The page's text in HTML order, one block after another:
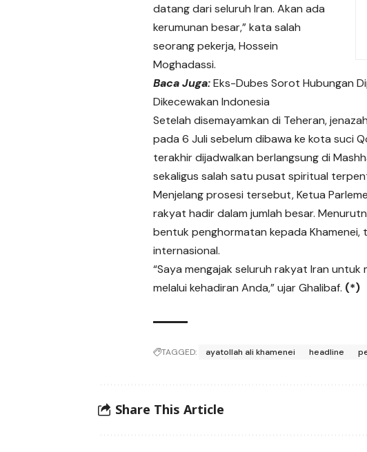
datang dari seluruh Iran. Akan ada
kerumunan besar,” kata salah
seorang pekerja, Hossein
Moghadassi.
Baca Juga:Eks-Dubes Sorot Hubungan
Dikecewakan Indonesia
Setelah disemayamkan di Teheran,
pada 6 Juli sebelum dibawa ke kota suci
terakhir dijadwalkan berlangsung di
sekaligus salah satu pusat spiritual
Menjelang prosesi tersebut, Ketua
rakyat hadir dalam jumlah besar.
bentuk penghormatan kepada
internasional.
“Saya mengajak seluruh rakyat Iran untuk
melalui kehadiran Anda,” ujar Ghalibaf. (*)
TAGGED: ayatollah ali khamenei headline
Share This Article